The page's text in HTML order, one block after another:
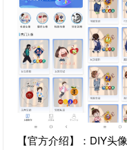
【官方介绍】：DIY头